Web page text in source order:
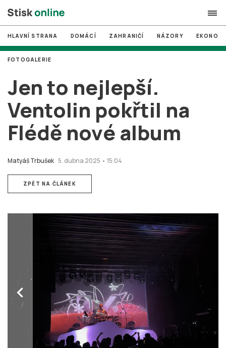
search
# MUNI
Brno
# volby
login PŘIHLÁSIT SE
Založit nový účet
HLAVNÍ STRANA DOMÁCÍ ZAHRANIČÍ NÁZORY
Jen to nejlepší.
Ventolin pokřtil na
Flédě nové album
Matyáš Trbušek 5. dubna 2025 • 15:04
FOTOGALERIE
ZPĚT NA ČLÁNEK
chevron_left